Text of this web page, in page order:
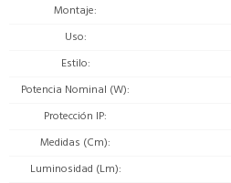
Montaje
Uso
Estilo
Potencia Nominal (W)
Protección IP
Medidas (Cm)
Luminosidad (Lm)